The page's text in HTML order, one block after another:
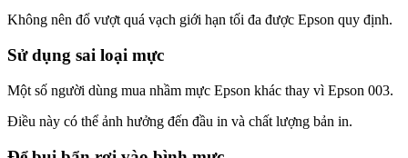
Không nên đổ vượt quá vạch giới hạn tối đa được Epson quy định.
Sử dụng sai loại mực
Một số người dùng mua nhầm mực Epson khác thay vì Epson 003.
Điều này có thể ảnh hưởng đến đầu in và chất lượng bản in.